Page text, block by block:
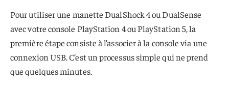
Pour utiliser une manette DualShock 4 ou DualSense
avec votre console PlayStation 4 ou PlayStation 5, la
première étape consiste à l’associer à la console via une
connexion USB. C’est un processus simple qui ne prend
que quelques minutes.